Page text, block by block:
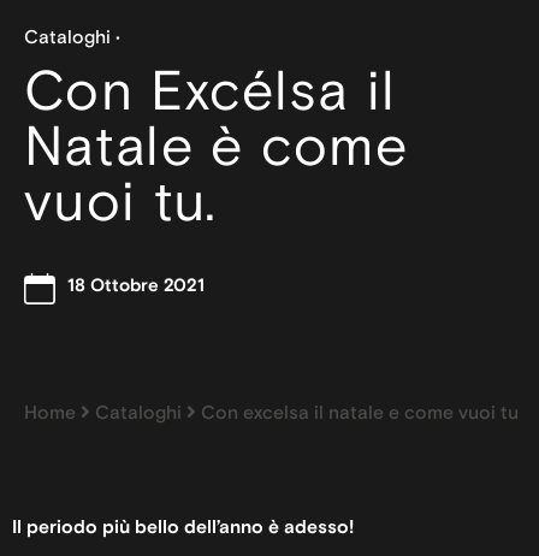
Cataloghi
Con Excélsa il
Natale è come
vuoi tu.
18 Ottobre 2021
Home Cataloghi Con excelsa il natale e come vuoi tu
Il periodo più bello dell’anno è adesso!